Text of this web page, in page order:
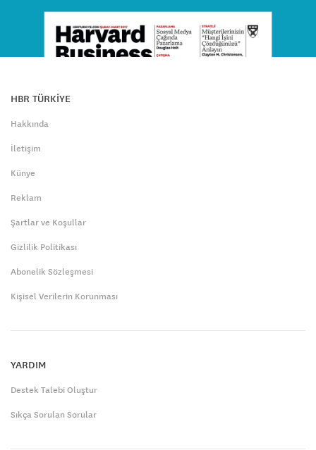
HBR TÜRKİYE
Hakkında
İletişim
Künye
Reklam
Şartlar ve Koşullar
Gizlilik Politikası
Abonelik Sözleşmesi
Kişisel Verilerin Korunması
YARDIM
Destek Talebi Oluştur
Sıkça Sorulan Sorular